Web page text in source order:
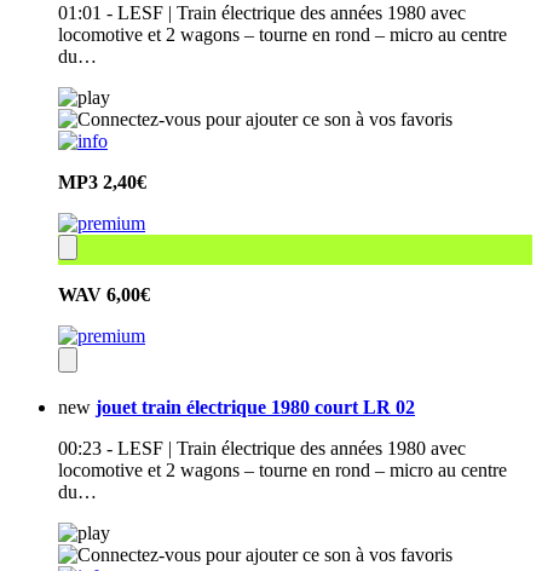
01:01 - LESF | Train électrique des années 1980 avec
locomotive et 2 wagons – tourne en rond – micro au centre
du…
MP3 2,40€
WAV 6,00€
new jouet train électrique 1980 court LR 02
00:23 - LESF | Train électrique des années 1980 avec
locomotive et 2 wagons – tourne en rond – micro au centre
du…